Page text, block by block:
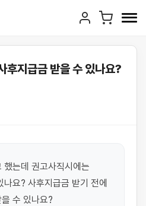
후지급금 받을 수 있나요?
는데 권고사직시에는
요? 사후지급금 받기 전에
수 있나요?